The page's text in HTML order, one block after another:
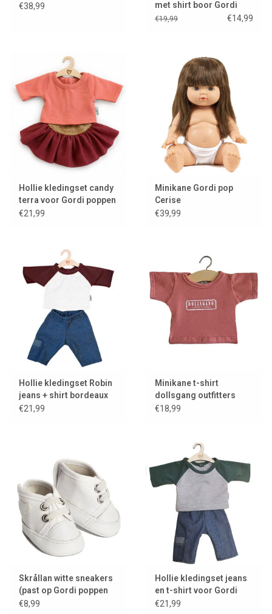
€38,99
met shirt boor Gordi
poppen
€19,99 €14,99
Hollie kledingset candy
terra voor Gordi poppen
€21,99
Minikane Gordi pop
Cerise
€39,99
Hollie kledingset Robin
jeans + shirt bordeaux
voor Gordi poppen
€21,99
Minikane t-shirt
dollsgang outfitters
voor Gordi poppen
€18,99
Skrållan witte sneakers
(past op Gordi poppen
en Miniland poppen
€8,99
Hollie kledingset jeans
en t-shirt voor Gordi
poppen
€21,99